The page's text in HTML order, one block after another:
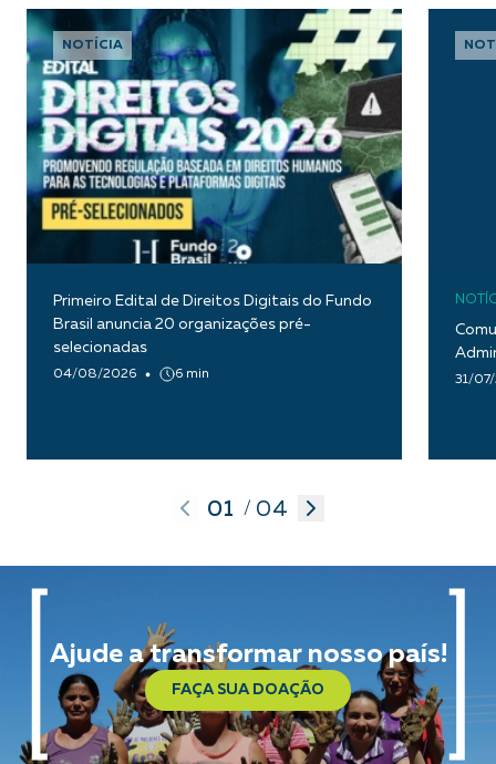
NOTÍCIA
Primeiro Edital de Direitos Digitais do Fundo
Brasil anuncia 20 organizações pré-
selecionadas
04/08/2026 6 min 31/
01 / 04
Ajude a transformar nosso país!
FAÇA SUA DOAÇÃO